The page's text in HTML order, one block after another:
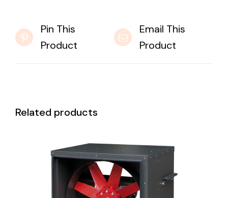
Pin This
Product
Email This
Product
Related products